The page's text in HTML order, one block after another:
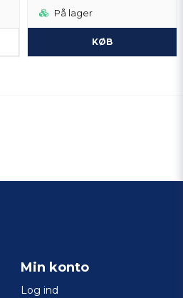
På lager
KØB
Min konto
Log ind